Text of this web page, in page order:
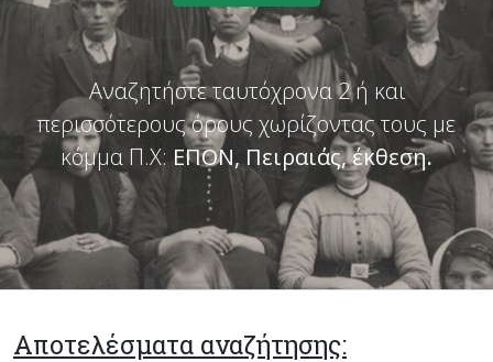
Αναζητήστε ταυτόχρονα 2 ή και
περισσότερους όρους χωρίζοντας τους με
κόμμα Π.Χ: ΕΠΟΝ, Πειραιάς, έκθεση.
Αποτελέσματα αναζήτησης: